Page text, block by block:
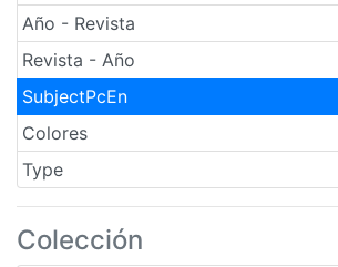
Año - Revista
Revista - Año
SubjectPcEn
Colores
Type
Colección